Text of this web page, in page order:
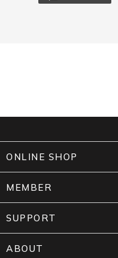
ONLINE SHOP
MEMBER
SUPPORT
ABOUT